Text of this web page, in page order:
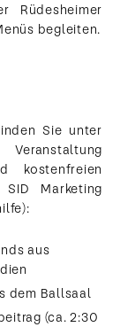
Rüdesheimer
begleiten.
Sie unter
kostenfreien
Marketing
aus
dem Ballsaal
(ca. 2:30